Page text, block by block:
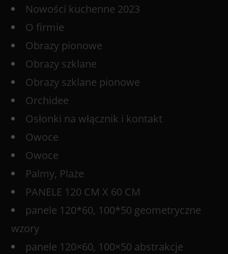
Nowości kuchenne 2023
O firmie
Obrazy pionowe
Obrazy szklane
Obrazy szklane pionowe
Orchidee
Osłonki na włącznik i kontakt
Owoce
Owoce
Palmy, Plaże
PANELE 120 CM X 60 CM
panele 120*60, 100*50 geometryczne
wzory
panele 120×60, 100×50 abstrakcje